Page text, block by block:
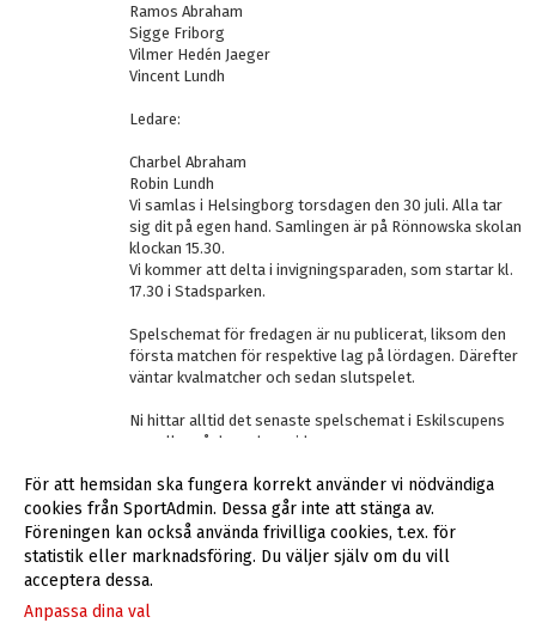
Ramos Abraham
Sigge Friborg
Vilmer Hedén Jaeger
Vincent Lundh
Ledare:
Charbel Abraham
Robin Lundh
Vi samlas i Helsingborg torsdagen den 30 juli. Alla tar
sig dit på egen hand. Samlingen är på Rönnowska skolan
klockan 15.30.
Vi kommer att delta i invigningsparaden, som startar kl.
17.30 i Stadsparken.
Spelschemat för fredagen är nu publicerat, liksom den
första matchen för respektive lag på lördagen. Därefter
väntar kvalmatcher och sedan slutspelet.
Ni hittar alltid det senaste spelschemat i Eskilscupens
app eller på deras hemsida:
<< Tillbaka
För att hemsidan ska fungera korrekt använder vi nödvändiga
cookies från SportAdmin. Dessa går inte att stänga av.
Föreningen kan också använda frivilliga cookies, t.ex. för
statistik eller marknadsföring. Du väljer själv om du vill
acceptera dessa.
Anpassa dina val